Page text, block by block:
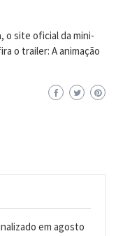
o site oficial da mini-
o trailer: A animação
em agosto